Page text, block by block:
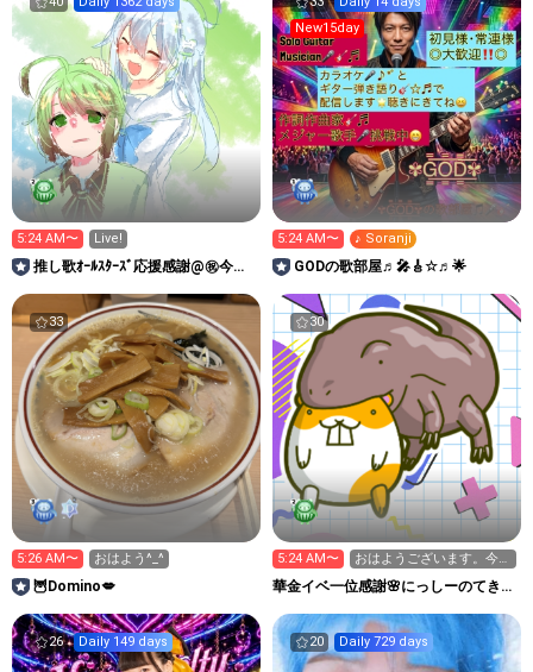
5:24 AM〜 Live!
推し歌ｵｰﾙｽﾀｰｽﾞ応援感謝@㊗️今月
New15day
5:24 AM〜 ♪ Soranji
GODの歌部屋♬🎤🎸☆♬🌟
33
5:26 AM〜 おはよう^_^
🦉Domino💋
30
5:24 AM〜
おはようございます。今朝
も駅まで
華金イベ一位感謝🌸にっしーのてきと
26 Daily 149 days 20 Daily 729 days